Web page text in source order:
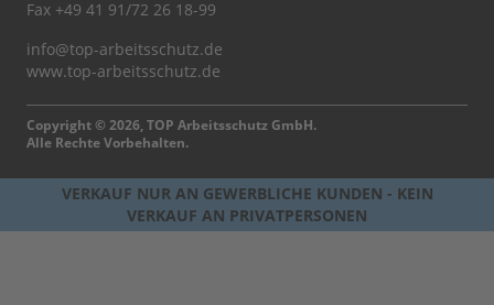
Fax +49 41 91/72 26 18-99
info@top-arbeitsschutz.de
www.top-arbeitsschutz.de
Copyright © 2026, TOP Arbeitsschutz GmbH.
Alle Rechte Vorbehalten.
VERKAUF NUR AN GEWERBLICHE KUNDEN - KEIN
VERKAUF AN PRIVATPERSONEN